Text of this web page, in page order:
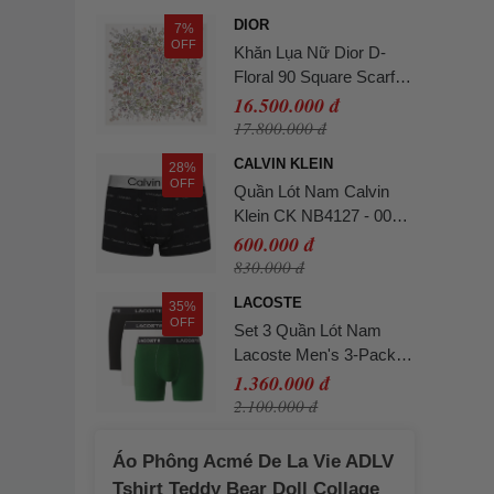
7%
OFF
DIOR
Khăn Lụa Nữ Dior D-
Floral 90 Square Scarf
Silk Twill Màu Trắng Họa
Tiết
16.500.000 đ
17.800.000 đ
28%
OFF
CALVIN KLEIN
Quần Lót Nam Calvin
Klein CK NB4127 - 003
Màu Đen Size L
600.000 đ
830.000 đ
35%
OFF
LACOSTE
Set 3 Quần Lót Nam
Lacoste Men's 3-Pack
Stretch Cotton Boxer
Briefs 6H2411-51-ISZ
1.360.000 đ
2.100.000 đ
Áo Phông Acmé De La Vie ADLV
Tshirt Teddy Bear Doll Collage